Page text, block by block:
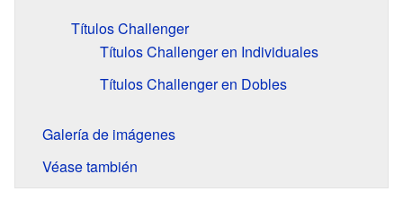
Títulos Challenger
Títulos Challenger en Individuales
Títulos Challenger en Dobles
Galería de imágenes
Véase también